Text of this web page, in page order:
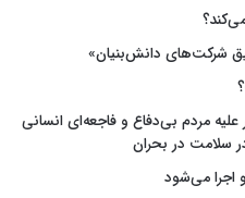
شرکت‌های دانش‌بنیان»
علیه مردم بی‌دفاع و فاجعه‌ای انسانی
سلامت در بحران
اجرا می‌شود